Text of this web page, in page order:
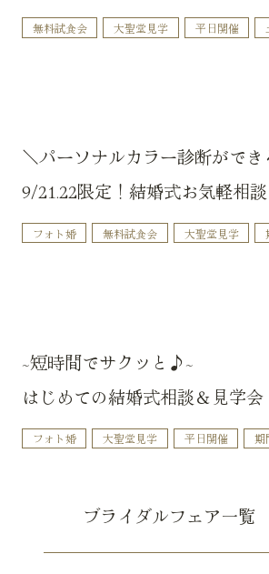
無料試食会 大聖堂見学 平日開催
＼パーソナルカラー診断ができ
9/21.22限定！結婚式お気軽相
フォト婚 無料試食会 大聖堂見学
~短時間でサクッと♪~
はじめての結婚式相談＆見学会
フォト婚 大聖堂見学 平日開催 期
ブライダルフェア一覧